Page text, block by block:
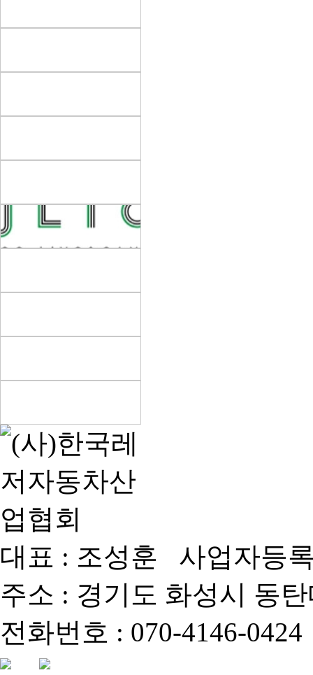
대표 : 조성훈 사업자등
주소 : 경기도 화성시 동
전화번호 : 070-4146-